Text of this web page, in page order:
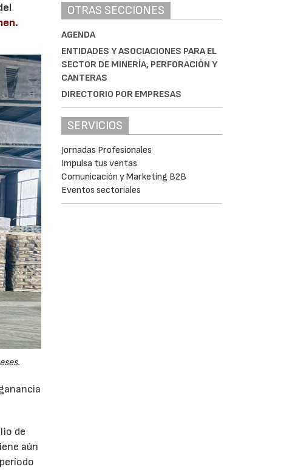
.
de
aún
OTRAS SECCIONES
AGENDA
ENTIDADES Y ASOCIACIONES PARA EL
SECTOR DE MINERÍA, PERFORACIÓN Y
CANTERAS
DIRECTORIO POR EMPRESAS
SERVICIOS
Jornadas Profesionales
Impulsa tus ventas
Comunicación y Marketing B2B
Eventos sectoriales